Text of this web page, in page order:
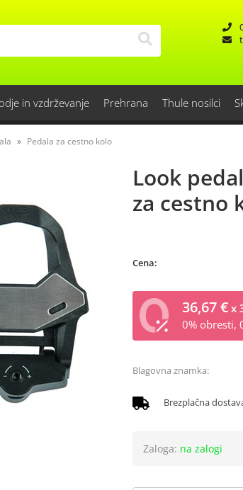
in vzdrževanje Prehrana Thule nosilci
Pedala za cestno kolo
Look
za cestno
Cena:
36,67 € x
0% obresti,
Blagovna znamka:
Brezplačna
Zaloga: na zalogi